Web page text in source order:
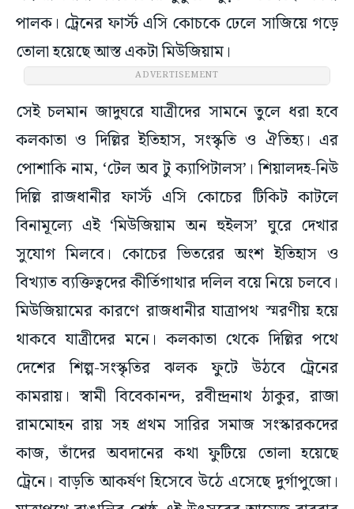
পালক। ট্রেনের ফার্স্ট এসি কোচকে ঢেলে সাজিয়ে গড়ে
তোলা হয়েছে আস্ত একটা মিউজিয়াম।
ADVERTISEMENT
সেই চলমান জাদুঘরে যাত্রীদের সামনে তুলে ধরা হবে
কলকাতা ও দিল্লির ইতিহাস, সংস্কৃতি ও ঐতিহ্য। এর
পোশাকি নাম, ‘টেল অব টু ক্যাপিটালস’। শিয়ালদহ-নিউ
দিল্লি রাজধানীর ফার্স্ট এসি কোচের টিকিট কাটলে
বিনামূল্যে এই ‘মিউজিয়াম অন হুইলস’ ঘুরে দেখার
সুযোগ মিলবে। কোচের ভিতরের অংশ ইতিহাস ও
বিখ্যাত ব্যক্তিত্বদের কীর্তিগাথার দলিল বয়ে নিয়ে চলবে।
মিউজিয়ামের কারণে রাজধানীর যাত্রাপথ স্মরণীয় হয়ে
থাকবে যাত্রীদের মনে। কলকাতা থেকে দিল্লির পথে
দেশের শিল্প-সংস্কৃতির ঝলক ফুটে উঠবে ট্রেনের
কামরায়। স্বামী বিবেকানন্দ, রবীন্দ্রনাথ ঠাকুর, রাজা
রামমোহন রায় সহ প্রথম সারির সমাজ সংস্কারকদের
কাজ, তাঁদের অবদানের কথা ফুটিয়ে তোলা হয়েছে
ট্রেনে। বাড়তি আকর্ষণ হিসেবে উঠে এসেছে দুর্গাপুজো।